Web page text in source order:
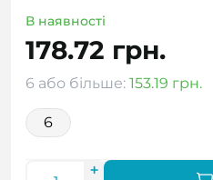
В наявності
178.72 грн.
6 або більше: 153.19 грн.
6